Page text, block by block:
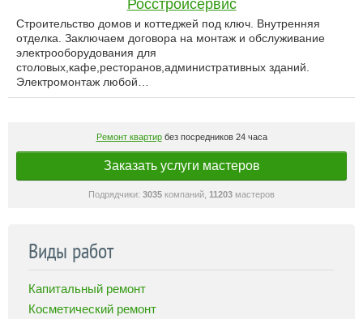
Росстройсервис
Строительство домов и коттеджей под ключ. Внутренняя
отделка. Заключаем договора на монтаж и обслуживание
электрооборудования для
столовых,кафе,ресторанов,административных зданий.
Электромонтаж любой…
Ремонт квартирбез посредников 24 часа
Заказать услуги мастеров
Подрядчики: 3035 компаний, 11203 мастеров
Виды работ
Капитальный ремонт
Косметический ремонт